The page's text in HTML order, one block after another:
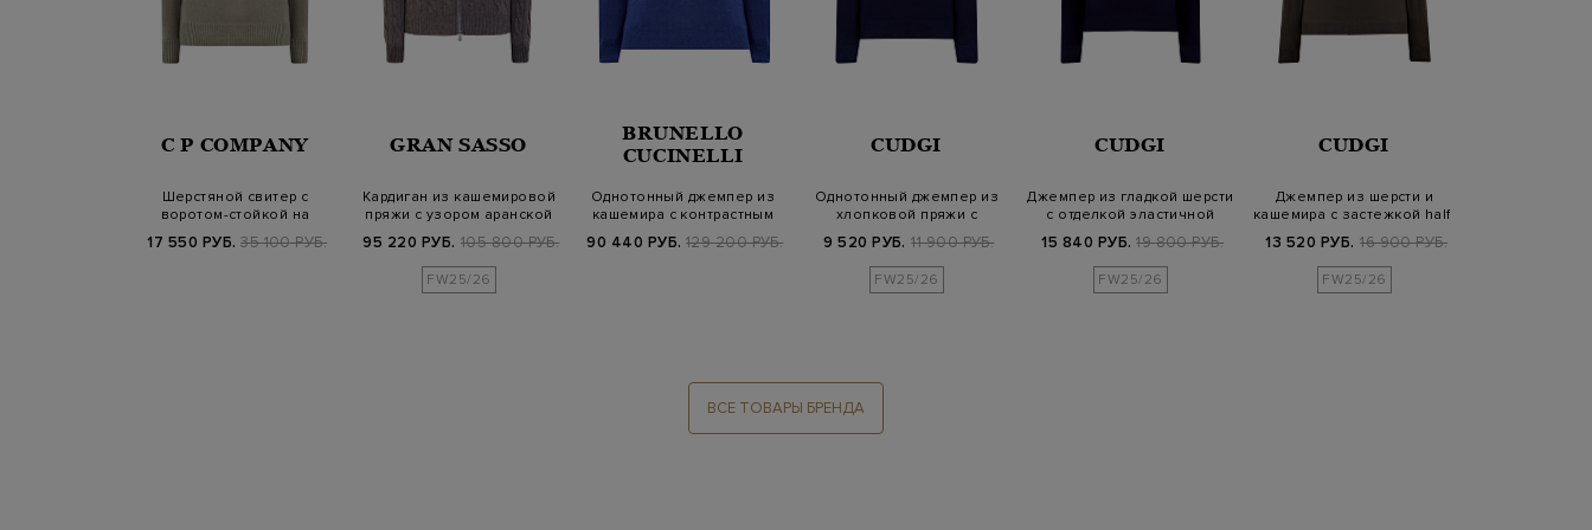
C P COMPANY
Шерстяной свитер с
воротом-стойкой на
17 550 РУБ. 35 100 РУБ.
GRAN SASSO
Кардиган из кашемировой
пряжи с узором аранской
95 220 РУБ. 105 800 РУБ.
FW25/26
BRUNELLO
CUCINELLI
Однотонный джемпер из
кашемира с контрастным
90 440 РУБ. 129 200 РУБ.
CUDGI
Однотонный джемпер из
хлопковой пряжи с
9 520 РУБ. 11 900 РУБ.
FW25/26
CUDGI
Джемпер из гладкой шерсти
с отделкой эластичной
15 840 РУБ. 19 800 РУБ.
FW25/26
CUDGI
Джемпер из шерсти и
кашемира с застежкой half-
13 520 РУБ. 16 900 РУБ.
FW25/26
ВСЕ ТОВАРЫ БРЕНДА